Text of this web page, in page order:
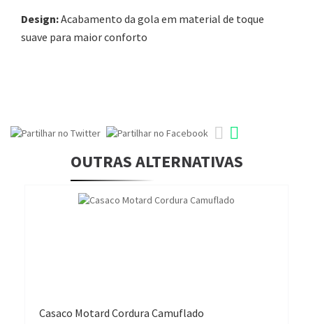
Design:Acabamento da gola em material de toque
suave para maior conforto
OUTRAS ALTERNATIVAS
Casaco Motard Cordura Camuflado